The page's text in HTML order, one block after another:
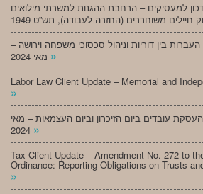
למעסיקים – הרחבת ההגנות למשרתי מילואים
בין דוריות וניהול סכסוכי משפחה וירושה –
»
Labor Law Client Update – Memorial and
»
עובדים ביום הזיכרון וביום העצמאות – מאי
»
Tax Client Update – Amendment No. 272 to
Ordinance: Reporting Obligations on Trusts
»